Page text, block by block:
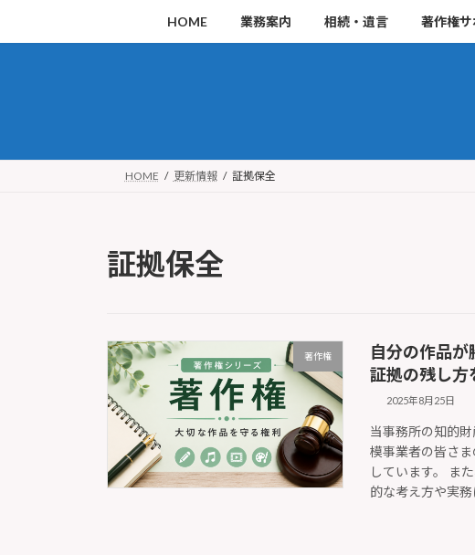
ン
ビ
HOME 業務案内 相続・遺言 著作権サ
HOME 更新情報 証拠保全
証拠保全
著作権
自分の作品が
証拠の残し方
2025年8月25日
当事務所の知的
模事業者の皆さ
しています。 ま
的な考え方や実